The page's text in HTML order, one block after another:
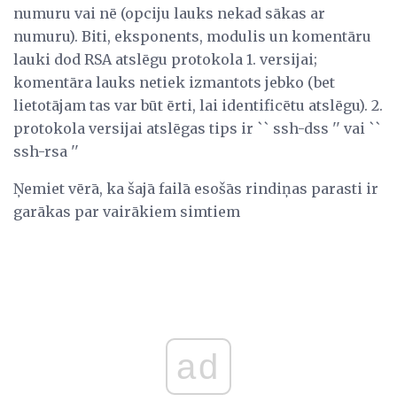
numuru vai nē (opciju lauks nekad sākas ar
numuru). Biti, eksponents, modulis un komentāru
lauki dod RSA atslēgu protokola 1. versijai;
komentāra lauks netiek izmantots jebko (bet
lietotājam tas var būt ērti, lai identificētu atslēgu). 2.
protokola versijai atslēgas tips ir `` ssh-dss '' vai ``
ssh-rsa ''
Ņemiet vērā, ka šajā failā esošās rindiņas parasti ir
garākas par vairākiem simtiem
ad